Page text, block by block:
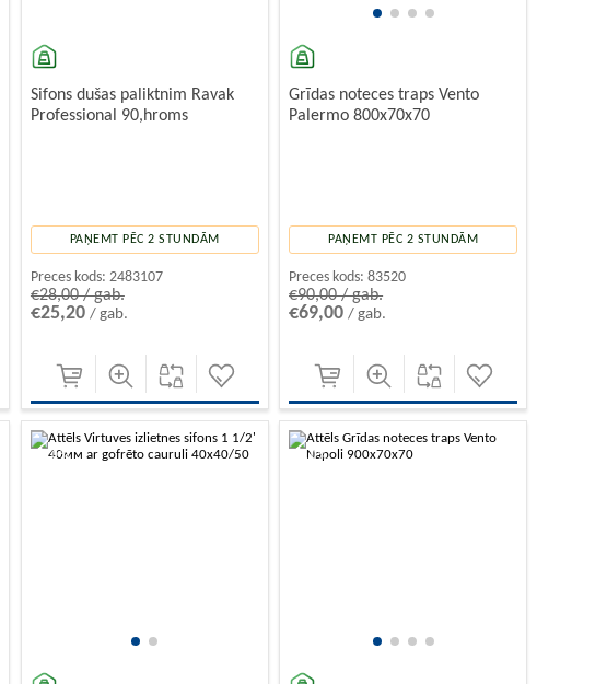
Sifons dušas paliktnim Ravak
Professional 90,hroms
PAŅEMT PĒC 2 STUNDĀM
Preces kods: 2483107
€28,00 / gab.
€25,20 / gab.
Grīdas noteces traps Vento
Palermo 800x70x70
PAŅEMT PĒC 2 STUNDĀM
Preces kods: 83520
€90,00 / gab.
€69,00/ gab.
-10% -10%